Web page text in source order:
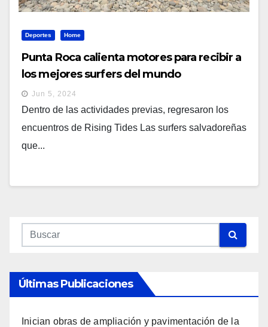
Deportes Home
Punta Roca calienta motores para recibir a
los mejores surfers del mundo
Jun 5, 2024
Dentro de las actividades previas, regresaron los
encuentros de Rising Tides Las surfers salvadoreñas
que...
Últimas Publicaciones
Inician obras de ampliación y pavimentación de la